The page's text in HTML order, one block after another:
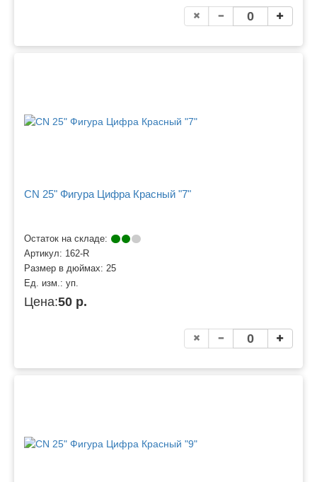
CN 25" Фигура Цифра Красный "7"
Остаток на складе:
Артикул: 162-R
Размер в дюймах: 25
Ед. изм.: уп.
Цена:50 р.